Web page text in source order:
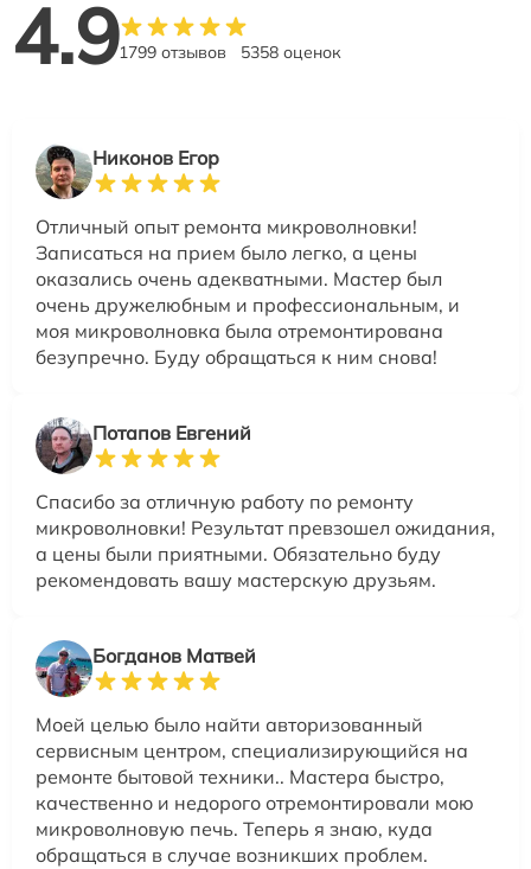
4.91799 отзывов 5358 оценок
Никонов Егор
Отличный опыт ремонта микроволновки!
Записаться на прием было легко, а цены
оказались очень адекватными. Мастер был
очень дружелюбным и профессиональным, и
моя микроволновка была отремонтирована
безупречно. Буду обращаться к ним снова!
Потапов Евгений
Спасибо за отличную работу по ремонту
микроволновки! Результат превзошел ожидания,
а цены были приятными. Обязательно буду
рекомендовать вашу мастерскую друзьям.
Богданов Матвей
Моей целью было найти авторизованный
сервисным центром, специализирующийся на
ремонте бытовой техники.. Мастера быстро,
качественно и недорого отремонтировали мою
микроволновую печь. Теперь я знаю, куда
обращаться в случае возникших проблем.